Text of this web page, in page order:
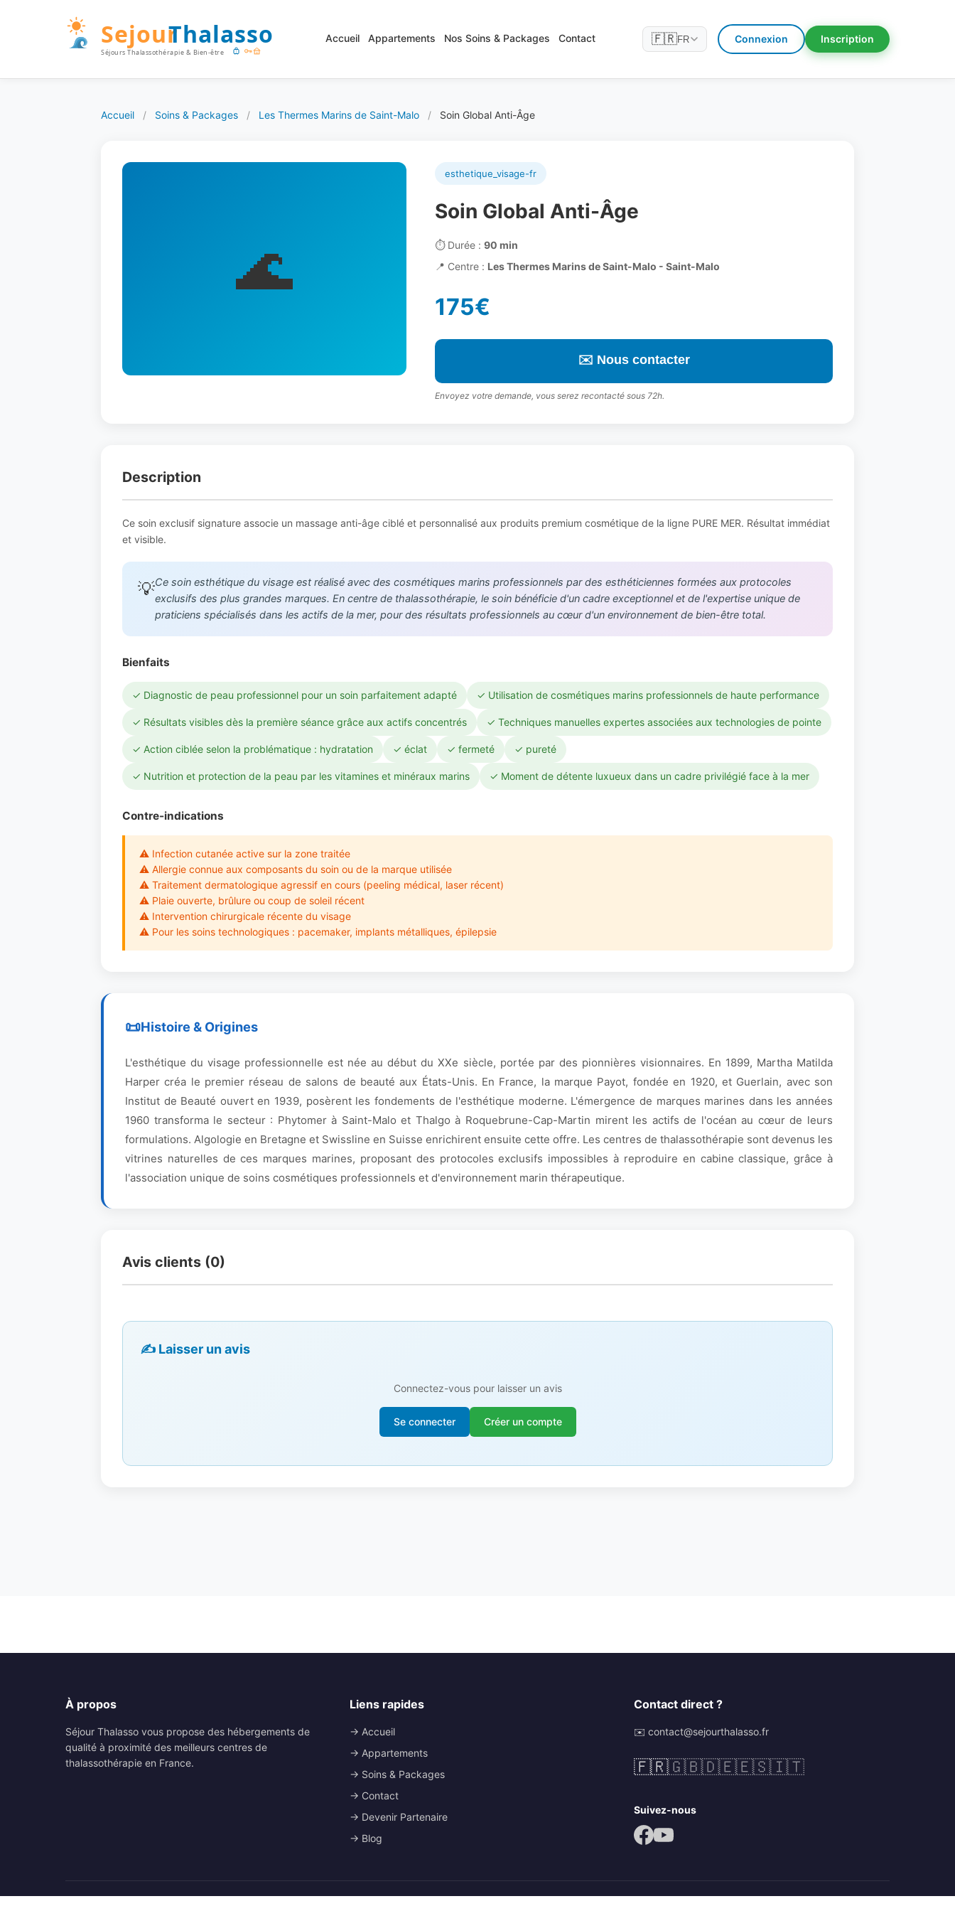
Accueil Appartements Nos Soins & Packages Contact 🇫🇷FR Connexion Inscription
Accueil / Soins & Packages / Les Thermes Marins de Saint-Malo / Soin Global Anti-Âge
🌊
esthetique_visage-fr
Soin Global Anti-Âge
⏱️Durée : 90 min
📍 Centre : Les Thermes Marins de Saint-Malo - Saint-Malo
175€
✉️ Nous contacter
Envoyez votre demande, vous serez recontacté sous 72h.
Description
Ce soin exclusif signature associe un massage anti-âge ciblé et personnalisé aux produits premium cosmétique de la ligne PURE MER. Résultat immédiat
et visible.
💡Ce soin esthétique du visage est réalisé avec des cosmétiques marins professionnels par des esthéticiennes formées aux protocoles
exclusifs des plus grandes marques. En centre de thalassothérapie, le soin bénéficie d'un cadre exceptionnel et de l'expertise unique de
praticiens spécialisés dans les actifs de la mer, pour des résultats professionnels au cœur d'un environnement de bien-être total.
Bienfaits
✓ Diagnostic de peau professionnel pour un soin parfaitement adapté ✓ Utilisation de cosmétiques marins professionnels de haute performance
✓ Résultats visibles dès la première séance grâce aux actifs concentrés ✓ Techniques manuelles expertes associées aux technologies de pointe
✓ Action ciblée selon la problématique : hydratation ✓ éclat ✓ fermeté ✓ pureté
✓ Nutrition et protection de la peau par les vitamines et minéraux marins ✓ Moment de détente luxueux dans un cadre privilégié face à la mer
Contre-indications
⚠ Infection cutanée active sur la zone traitée
⚠ Allergie connue aux composants du soin ou de la marque utilisée
⚠ Traitement dermatologique agressif en cours (peeling médical, laser récent)
⚠ Plaie ouverte, brûlure ou coup de soleil récent
⚠ Intervention chirurgicale récente du visage
⚠ Pour les soins technologiques : pacemaker, implants métalliques, épilepsie
Histoire & Origines
L'esthétique du visage professionnelle est née au début du XXe siècle, portée par des pionnières visionnaires. En 1899, Martha Matilda
Harper créa le premier réseau de salons de beauté aux États-Unis. En France, la marque Payot, fondée en 1920, et Guerlain, avec son
Institut de Beauté ouvert en 1939, posèrent les fondements de l'esthétique moderne. L'émergence de marques marines dans les années
1960 transforma le secteur : Phytomer à Saint-Malo et Thalgo à Roquebrune-Cap-Martin mirent les actifs de l'océan au cœur de leurs
formulations. Algologie en Bretagne et Swissline en Suisse enrichirent ensuite cette offre. Les centres de thalassothérapie sont devenus les
vitrines naturelles de ces marques marines, proposant des protocoles exclusifs impossibles à reproduire en cabine classique, grâce à
l'association unique de soins cosmétiques professionnels et d'environnement marin thérapeutique.
Avis clients (0)
✍️ Laisser un avis
Connectez-vous pour laisser un avis
Se connecter Créer un compte
À propos
Séjour Thalasso vous propose des hébergements de
qualité à proximité des meilleurs centres de
thalassothérapie en France.
Liens rapides
→ Accueil
→ Appartements
→ Soins & Packages
→ Contact
→ Devenir Partenaire
→ Blog
Contact direct ?
✉️ contact@sejourthalasso.fr
🇫🇷🇬🇧🇩🇪🇪🇸🇮🇹
Suivez-nous